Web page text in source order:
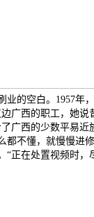
的空白。1957年
广西的职工，她
广西的少数平易
不懂，就慢慢进
正在处置视频时